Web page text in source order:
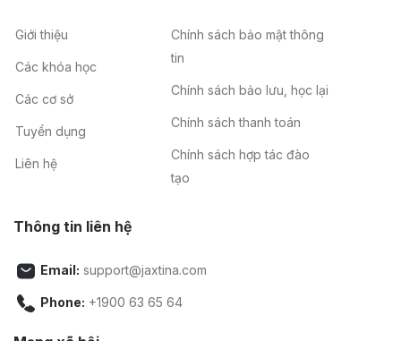
Giới thiệu
Các khóa học
Các cơ sở
Tuyển dụng
Liên hệ
Chính sách bảo mật thông
tin
Chính sách bảo lưu, học lại
Chính sách thanh toán
Chính sách hợp tác đào
tạo
Thông tin liên hệ
Email: support@jaxtina.com
Phone: +1900 63 65 64